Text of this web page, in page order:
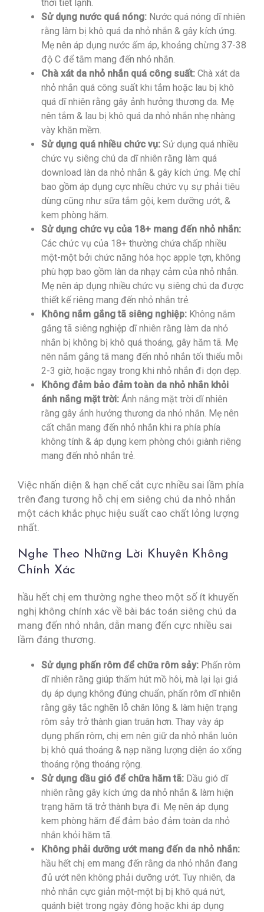
thời tiết lạnh.
Sử dụng nước quá nóng: Nước quá nóng dĩ nhiên
rằng làm bị khô quá da nhỏ nhắn & gây kích ứng.
Mẹ nên áp dụng nước ấm áp, khoảng chừng 37-38
độ C để tắm mang đến nhỏ nhắn.
Chà xát da nhỏ nhắn quá công suất: Chà xát da
nhỏ nhắn quá công suất khi tắm hoặc lau bị khô
quá dĩ nhiên rằng gây ảnh hưởng thương da. Mẹ
nên tắm & lau bị khô quá da nhỏ nhắn nhẹ nhàng
vày khăn mềm.
Sử dụng quá nhiều chức vụ: Sử dụng quá nhiều
chức vụ siêng chú da dĩ nhiên rằng làm quá
download làn da nhỏ nhắn & gây kích ứng. Mẹ chỉ
bao gồm áp dụng cực nhiều chức vụ sự phải tiêu
dùng cũng như sữa tắm gội, kem dưỡng ướt, &
kem phòng hăm.
Sử dụng chức vụ của 18+ mang đến nhỏ nhắn:
Các chức vụ của 18+ thường chứa chấp nhiều
một-một bởi chức năng hóa học apple tợn, không
phù hợp bao gồm làn da nhạy cảm của nhỏ nhắn.
Mẹ nên áp dụng nhiều chức vụ siêng chú da được
thiết kế riêng mang đến nhỏ nhắn trẻ.
Không nắm gắng tã siêng nghiệp: Không nắm
gắng tã siêng nghiệp dĩ nhiên rằng làm da nhỏ
nhắn bị không bị khô quá thoáng, gây hăm tã. Mẹ
nên nắm gắng tã mang đến nhỏ nhắn tối thiểu mỗi
2-3 giờ, hoặc ngay trong khi nhỏ nhắn đi dọn dẹp.
Không đảm bảo đảm toàn da nhỏ nhắn khỏi
ánh nắng mặt trời: Ánh nắng mặt trời dĩ nhiên
rằng gây ảnh hưởng thương da nhỏ nhắn. Mẹ nên
cất chắn mang đến nhỏ nhắn khi ra phía phía
không tính & áp dụng kem phòng chói giành riêng
mang đến nhỏ nhắn trẻ.
Việc nhấn diện & hạn chế cắt cực nhiều sai lầm phía
trên đang tương hỗ chị em siêng chú da nhỏ nhắn
một cách khắc phục hiệu suất cao chất lỏng lượng
nhất.
Nghe Theo Những Lời Khuyên Không
Chính Xác
hầu hết chị em thường nghe theo một số ít khuyến
nghị không chính xác về bài bác toán siêng chú da
mang đến nhỏ nhắn, dẫn mang đến cực nhiều sai
lầm đáng thương.
Sử dụng phấn rôm để chữa rôm sảy: Phấn rôm
dĩ nhiên rằng giúp thấm hút mồ hôi, mà lại lại giả
dụ áp dụng không đúng chuẩn, phấn rôm dĩ nhiên
rằng gây tắc nghẽn lỗ chân lông & làm hiện trạng
rôm sảy trở thành gian truân hơn. Thay vày áp
dụng phấn rôm, chị em nên giữ da nhỏ nhắn luôn
bị khô quá thoáng & nạp năng lượng diện áo xống
thoáng rộng thoáng rộng.
Sử dụng dầu gió để chữa hăm tã: Dầu gió dĩ
nhiên rằng gây kích ứng da nhỏ nhắn & làm hiện
trạng hăm tã trở thành bựa đi. Mẹ nên áp dụng
kem phòng hăm để đảm bảo đảm toàn da nhỏ
nhắn khỏi hăm tã.
Không phải dưỡng ướt mang đến da nhỏ nhắn:
hầu hết chị em mang đến rằng da nhỏ nhắn đang
đủ ướt nên không phải dưỡng ướt. Tuy nhiên, da
nhỏ nhắn cực giản một-một bị bị khô quá nứt,
quánh biệt trong ngày đông hoặc khi áp dụng